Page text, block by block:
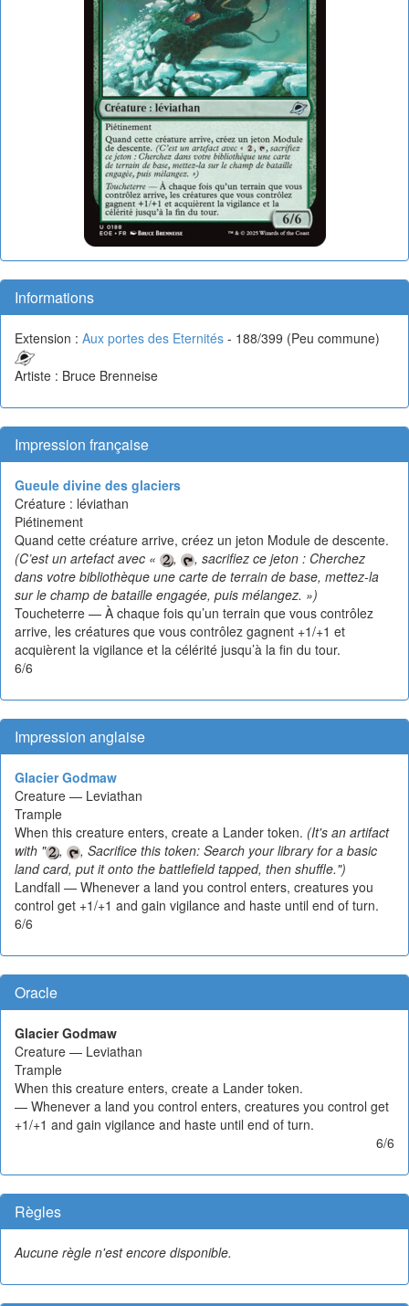
Informations
Extension : Aux portes des Eternités - 188/399 (Peu commune)
Artiste : Bruce Brenneise
Impression française
Gueule divine des glaciers
Créature : léviathan
Piétinement
Quand cette créature arrive, créez un jeton Module de descente.
(C’est un artefact avec «
,
, sacrifiez ce jeton : Cherchez
dans votre bibliothèque une carte de terrain de base, mettez-la
sur le champ de bataille engagée, puis mélangez. »)
Toucheterre — À chaque fois qu’un terrain que vous contrôlez
arrive, les créatures que vous contrôlez gagnent +1/+1 et
acquièrent la vigilance et la célérité jusqu’à la fin du tour.
6/6
Impression anglaise
Glacier Godmaw
Creature — Leviathan
Trample
When this creature enters, create a Lander token. (It's an artifact
with "
,
, Sacrifice this token: Search your library for a basic
land card, put it onto the battlefield tapped, then shuffle.")
Landfall — Whenever a land you control enters, creatures you
control get +1/+1 and gain vigilance and haste until end of turn.
6/6
Oracle
Glacier Godmaw
Creature — Leviathan
Trample
When this creature enters, create a Lander token.
— Whenever a land you control enters, creatures you control get
+1/+1 and gain vigilance and haste until end of turn.
6/6
Règles
Aucune règle n'est encore disponible.